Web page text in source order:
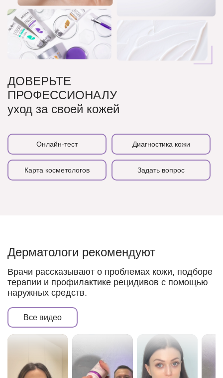
ДОВЕРЬТЕ
ПРОФЕССИОНАЛУ
уход за своей кожей
Онлайн-тест Диагностика кожи
Карта косметологов Задать вопрос
Дерматологи рекомендуют
Врачи рассказывают о проблемах кожи, подборе
терапии и профилактике рецидивов с помощью
наружных средств.
Все видео